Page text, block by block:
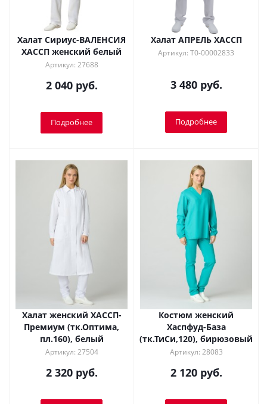
Халат Сириус-ВАЛЕНСИЯ
ХАССП женский белый
Артикул: 27688
2 040 руб.
Подробнее
Халат АПРЕЛЬ ХАССП
Артикул: Т0-00002833
3 480 руб.
Подробнее
Халат женский ХАССП-
Премиум (тк.Оптима,
пл.160), белый
Артикул: 27504
2 320 руб.
Костюм женский
Хаспфуд-База
(тк.ТиСи,120), бирюзовый
Артикул: 28083
2 120 руб.